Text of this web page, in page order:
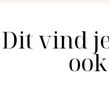
Dit vind